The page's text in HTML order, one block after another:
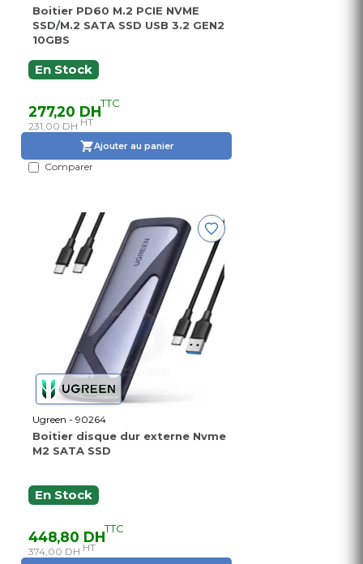
Boitier PD60 M.2 PCIE NVME
SSD/M.2 SATA SSD USB 3.2 GEN2
10GBS
En Stock
277,20 DHTTC
231,00 DH HT
Ajouter au panier
Comparer
Ugreen - 90264
Boitier disque dur externe Nvme
M2 SATA SSD
En Stock
448,80 DHTTC
374,00 DH HT